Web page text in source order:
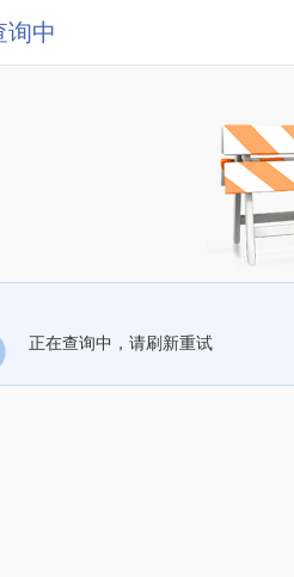
询中
正在查询中，请刷新重试